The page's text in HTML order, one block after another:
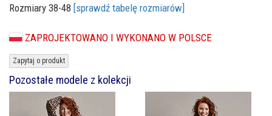
Rozmiary 38-48 [sprawdź tabelę rozmiarów]
ZAPROJEKTOWANO I WYKONANO W POLSCE
Zapytaj o produkt
Pozostałe modele z kolekcji